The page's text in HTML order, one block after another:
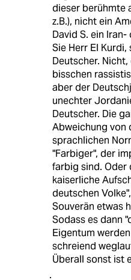
dieser berühmte
z.B.), nicht ein
David S. ein
Sie Herr El
Deutscher.
bisschen
aber der
unechter
Deutscher. Die
Abweichung von
sprachlichen
"Farbiger", der
farbig sind. Oder
kaiserliche
deutschen
Souverän etwas
Sodass es dann
Eigentum
schreiend
Überall sonst ist